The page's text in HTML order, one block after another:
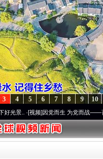
10
9
8
7
6
5
4
3
频]因党而生 为党而战——百年“纪”事